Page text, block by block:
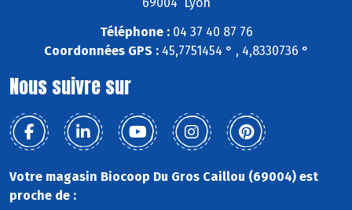
Téléphone :04 37 40 87 76
Coordonnées GPS :45,7751454 ° , 4,8330736 °
Nous suivre sur
Votre magasin Biocoop Du Gros Caillou (69004) est
proche de :